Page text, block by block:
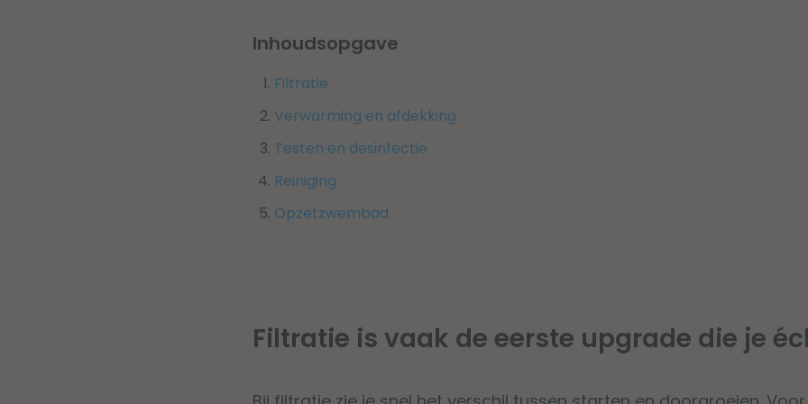
Inhoudsopgave
Filtratie
Verwarming en afdekking
Testen en desinfectie
Reiniging
Opzetzwembad
Filtratie is vaak de eerste upgrade die je